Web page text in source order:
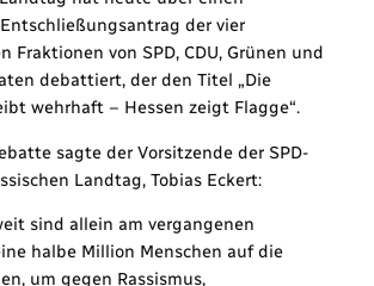
der vier
Fraktionen von SPD, CDU, Grünen und
debattiert, der den Titel „Die
wehrhaft – Hessen zeigt Flagge“.
sagte der Vorsitzende der SPD-
Landtag, Tobias Eckert:
sind allein am vergangenen
halbe Million Menschen auf die
um gegen Rassismus,